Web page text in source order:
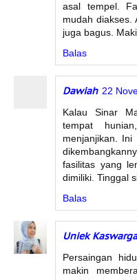
asal tempel.
mudah diakses.
juga bagus.
Balas
Dawiah 22
Kalau Sinar
tempat
menjanjikan.
fasilitas yang
dimiliki. Tinggal
Balas
Uniek
Persaingan
makin